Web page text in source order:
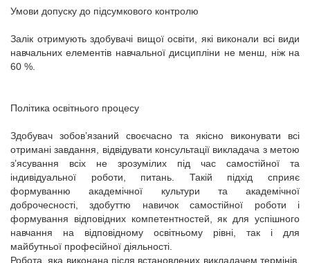
Умови допуску до підсумкового контролю
Залік отримують здобувачі вищої освіти, які виконали всі види
навчальних елементів навчальної дисципліни не менш, ніж на
60 %.
Політика освітнього процесу
Здобувач зобов’язаний своєчасно та якісно виконувати всі
отримані завдання, відвідувати консультації викладача з метою
з’ясування всіх не зрозумілих під час самостійної та
індивідуальної роботи, питань. Такій підхід сприяє
формуванню академічної культури та академічної
доброчесності, здобуттю навичок самостійної роботи і
формування відповідних компетентностей, як для успішного
навчання на відповідному освітньому рівні, так і для
майбутньої професійної діяльності.
Робота, яка виконана після встановлених викладачем термінів,